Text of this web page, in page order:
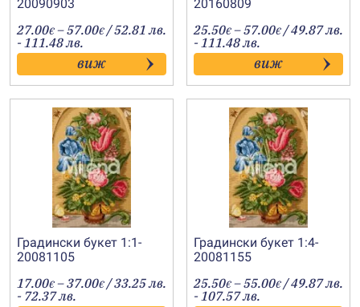
20090903
27.00€ –57.00€Price
range:
27.00€
through
57.00€
/ 52.81 лв.
- 111.48 лв.
виж
20160809
25.50€ –57.00€Price
range:
25.50€
through
57.00€
/ 49.87 лв.
- 111.48 лв.
виж
Градински букет 1:1-
20081105
17.00€ –37.00€Price
range:
/ 33.25 лв.
- 72.37 лв.
Градински букет 1:4-
20081155
25.50€ –55.00€Price
range:
/ 49.87 лв.
- 107.57 лв.